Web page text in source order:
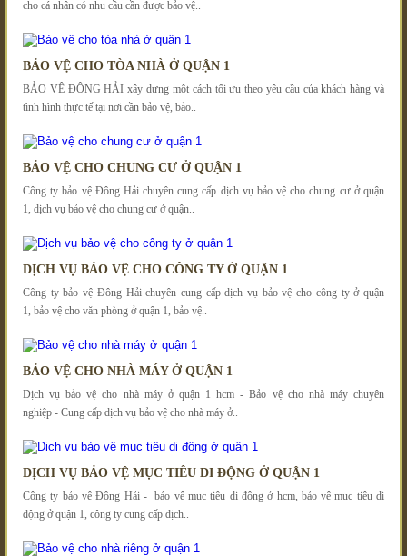
cho cá nhân có nhu cầu cần được bảo vệ..
BẢO VỆ CHO TÒA NHÀ Ở QUẬN 1
BẢO VỆ ĐÔNG HẢI xây dựng một cách tối ưu theo yêu cầu của khách hàng và
tình hình thực tế tại nơi cần bảo vệ, bảo..
BẢO VỆ CHO CHUNG CƯ Ở QUẬN 1
Công ty bảo vệ Đông Hải chuyên cung cấp dịch vụ bảo vệ cho chung cư ở quận
1, dịch vụ bảo vệ cho chung cư ở quận..
DỊCH VỤ BẢO VỆ CHO CÔNG TY Ở QUẬN 1
Công ty bảo vệ Đông Hải chuyên cung cấp dịch vụ bảo vệ cho công ty ở quận
1, bảo vệ cho văn phòng ở quận 1, bảo vệ..
BẢO VỆ CHO NHÀ MÁY Ở QUẬN 1
Dịch vụ bảo vệ cho nhà máy ở quận 1 hcm - Bảo vệ cho nhà máy chuyên
nghiệp - Cung cấp dịch vụ bảo vệ cho nhà máy ở..
DỊCH VỤ BẢO VỆ MỤC TIÊU DI ĐỘNG Ở QUẬN 1
Công ty bảo vệ Đông Hải - bảo vệ mục tiêu di động ở hcm, bảo vệ mục tiêu di
động ở quận 1, công ty cung cấp dịch..